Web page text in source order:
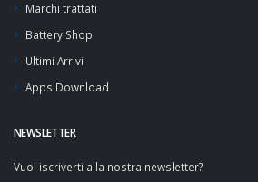
Marchi trattati
Battery Shop
Ultimi Arrivi
Apps Download
NEWSLETTER
Vuoi iscriverti alla nostra newsletter?